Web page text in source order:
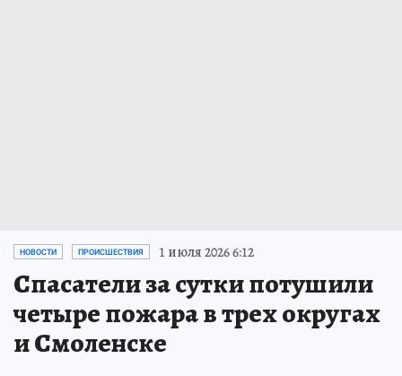
НОВОСТИ ПРОИСШЕСТВИЯ 1 июля 2026 6:12
Спасатели за сутки потушили
четыре пожара в трех округах
и Смоленске